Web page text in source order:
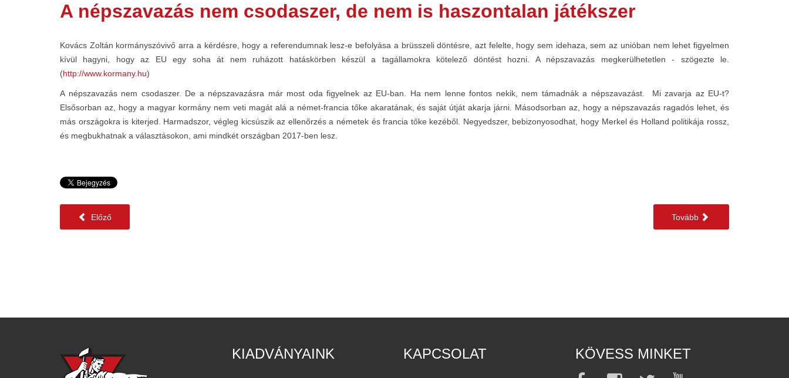
A népszavazás nem csodaszer, de nem is haszontalan játékszer
Kovács Zoltán kormányszóvivő arra a kérdésre, hogy a referendumnak lesz-e befolyása a brüsszeli döntésre, azt felelte, hogy sem idehaza, sem az unióban nem lehet figyelmen
kívül hagyni, hogy az EU egy soha át nem ruházott hatáskörben készül a tagállamokra kötelező döntést hozni. A népszavazás megkerülhetetlen - szögezte le.
(http://www.kormany.hu)
A népszavazás nem csodaszer. De a népszavazásra már most oda figyelnek az EU-ban. Ha nem lenne fontos nekik, nem támadnák a népszavazást. Mi zavarja az EU-t?
Elsősorban az, hogy a magyar kormány nem veti magát alá a német-francia tőke akaratának, és saját útját akarja járni. Másodsorban az, hogy a népszavazás ragadós lehet, és
más országokra is kiterjed. Harmadszor, végleg kicsúszik az ellenőrzés a németek és francia tőke kezéből. Negyedszer, bebizonyosodhat, hogy Merkel és Holland politikája rossz,
és megbukhatnak a választásokon, ami mindkét országban 2017-ben lesz.
Előző Tovább
KIADVÁNYAINK KAPCSOLAT KÖVESS MINKET